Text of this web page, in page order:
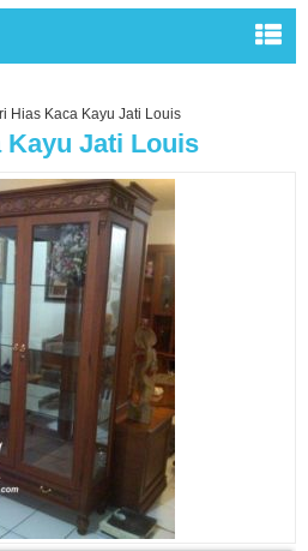
Hias Kaca Kayu Jati Louis
Kayu Jati Louis